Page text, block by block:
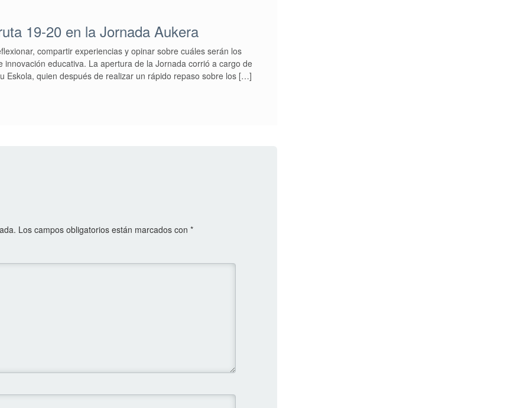
19-20 en la Jornada Aukera
compartir experiencias y opinar sobre cuáles serán los
educativa. La apertura de la Jornada corrió a cargo de
Eskola, quien después de realizar un rápido repaso sobre los […]
Los campos obligatorios están marcados con *